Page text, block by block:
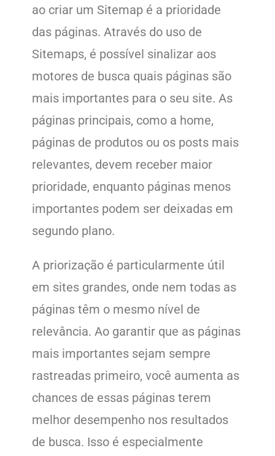
ao criar um Sitemap é a prioridade
das páginas. Através do uso de
Sitemaps, é possível sinalizar aos
motores de busca quais páginas são
mais importantes para o seu site. As
páginas principais, como a home,
páginas de produtos ou os posts mais
relevantes, devem receber maior
prioridade, enquanto páginas menos
importantes podem ser deixadas em
segundo plano.
A priorização é particularmente útil
em sites grandes, onde nem todas as
páginas têm o mesmo nível de
relevância. Ao garantir que as páginas
mais importantes sejam sempre
rastreadas primeiro, você aumenta as
chances de essas páginas terem
melhor desempenho nos resultados
de busca. Isso é especialmente